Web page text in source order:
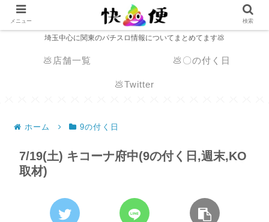
埼玉中心に関東のパチスロ情報についてまとめてます💩
💩店舗一覧 💩〇の付く日
💩Twitter
ホーム 9の付く日
7/19(土) キコーナ府中(9の付く日,週末,KO
取材)
メニュー 検索